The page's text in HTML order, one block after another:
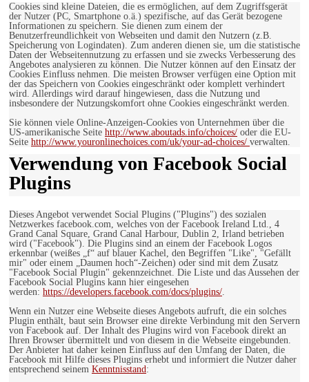
Cookies sind kleine Dateien, die es ermöglichen, auf dem Zugriffsgerät
der Nutzer (PC, Smartphone o.ä.) spezifische, auf das Gerät bezogene
Informationen zu speichern. Sie dienen zum einem der
Benutzerfreundlichkeit von Webseiten und damit den Nutzern (z.B.
Speicherung von Logindaten). Zum anderen dienen sie, um die statistische
Daten der Webseitennutzung zu erfassen und sie zwecks Verbesserung des
Angebotes analysieren zu können. Die Nutzer können auf den Einsatz der
Cookies Einfluss nehmen. Die meisten Browser verfügen eine Option mit
der das Speichern von Cookies eingeschränkt oder komplett verhindert
wird. Allerdings wird darauf hingewiesen, dass die Nutzung und
insbesondere der Nutzungskomfort ohne Cookies eingeschränkt werden.
Sie können viele Online-Anzeigen-Cookies von Unternehmen über die
US-amerikanische Seite http://www.aboutads.info/choices/ oder die EU-
Seite http://www.youronlinechoices.com/uk/your-ad-choices/ verwalten.
Verwendung von Facebook Social
Plugins
Dieses Angebot verwendet Social Plugins ("Plugins") des sozialen
Netzwerkes facebook.com, welches von der Facebook Ireland Ltd., 4
Grand Canal Square, Grand Canal Harbour, Dublin 2, Irland betrieben
wird ("Facebook"). Die Plugins sind an einem der Facebook Logos
erkennbar (weißes „f“ auf blauer Kachel, den Begriffen "Like", "Gefällt
mir" oder einem „Daumen hoch“-Zeichen) oder sind mit dem Zusatz
"Facebook Social Plugin" gekennzeichnet. Die Liste und das Aussehen der
Facebook Social Plugins kann hier eingesehen
werden: https://developers.facebook.com/docs/plugins/
Wenn ein Nutzer eine Webseite dieses Angebots aufruft, die ein solches
Plugin enthält, baut sein Browser eine direkte Verbindung mit den Servern
von Facebook auf. Der Inhalt des Plugins wird von Facebook direkt an
Ihren Browser übermittelt und von diesem in die Webseite eingebunden.
Der Anbieter hat daher keinen Einfluss auf den Umfang der Daten, die
Facebook mit Hilfe dieses Plugins erhebt und informiert die Nutzer daher
entsprechend seinem Kenntnisstand :